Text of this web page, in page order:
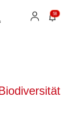
58